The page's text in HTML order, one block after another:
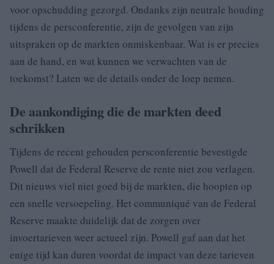
voor opschudding gezorgd. Ondanks zijn neutrale houding
tijdens de persconferentie, zijn de gevolgen van zijn
uitspraken op de markten onmiskenbaar. Wat is er precies
aan de hand, en wat kunnen we verwachten van de
toekomst? Laten we de details onder de loep nemen.
De aankondiging die de markten deed
schrikken
Tijdens de recent gehouden persconferentie bevestigde
Powell dat de Federal Reserve de rente niet zou verlagen.
Dit nieuws viel niet goed bij de markten, die hoopten op
een snelle versoepeling. Het communiqué van de Federal
Reserve maakte duidelijk dat de zorgen over
invoertarieven weer actueel zijn. Powell gaf aan dat het
enige tijd kan duren voordat de impact van deze tarieven